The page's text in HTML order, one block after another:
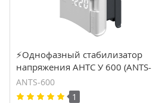
⚡Однофазный стабилизатор
напряжения АНТС У 600 (ANTS-
600)
ANTS-600
1